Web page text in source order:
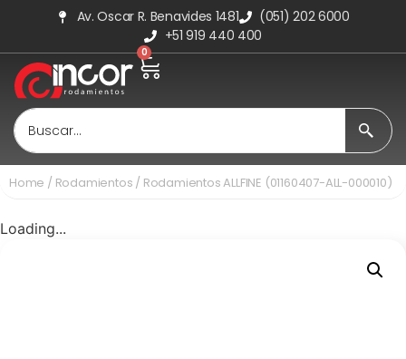
Av. Oscar R. Benavides 1481
(051) 202 6000
+51 919 440 400
0
Home / Rodamientos / Rodamientos ALLFINE (01160407-ALL-000010)
Loading...